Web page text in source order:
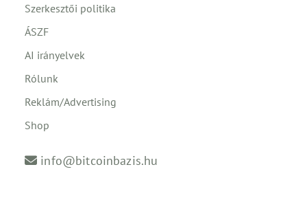
Szerkesztői politika
ÁSZF
AI irányelvek
Rólunk
Reklám/Advertising
Shop
info@bitcoinbazis.hu